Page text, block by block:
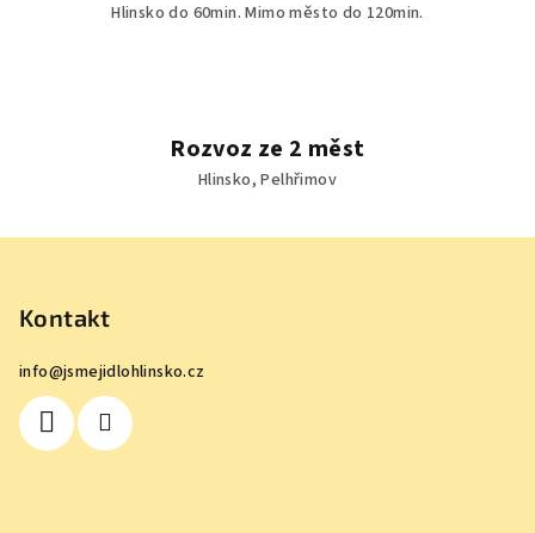
Hlinsko do 60min. Mimo město do 120min.
Rozvoz ze 2 měst
Hlinsko, Pelhřimov
Kontakt
info@jsmejidlohlinsko.cz